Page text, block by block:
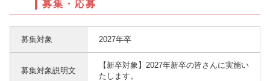
募集・応募
募集対象 2027年卒
募集対象説明文
【新卒対象】2027年新卒の皆さんに実施い
たします。